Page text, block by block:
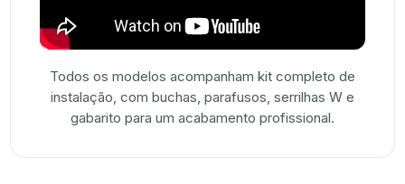
Todos os modelos acompanham kit completo de
instalação, com buchas, parafusos, serrilhas W e
gabarito para um acabamento profissional.